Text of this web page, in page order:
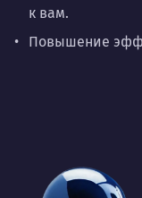
к вам.
Повышение